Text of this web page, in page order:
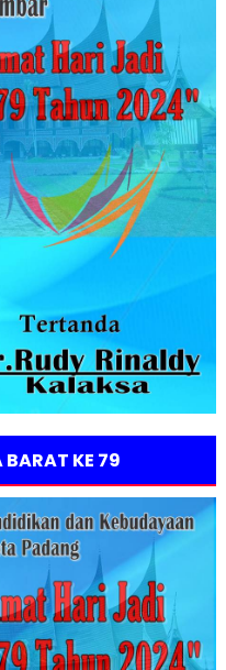
KE 79